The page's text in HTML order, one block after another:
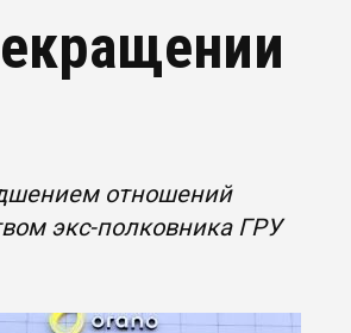
отношений
экс-полковника ГРУ